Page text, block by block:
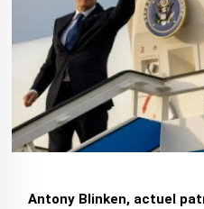
Antony Blinken, actuel